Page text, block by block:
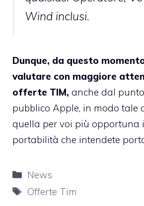
Wind inclusi.
Dunque, da questo
valutare con maggiore
offerte TIM, anche dal
pubblico Apple, in modo tale
quella per voi più opportuna
portabilità che intendete
Categorie
News
Tag
Offerte Tim